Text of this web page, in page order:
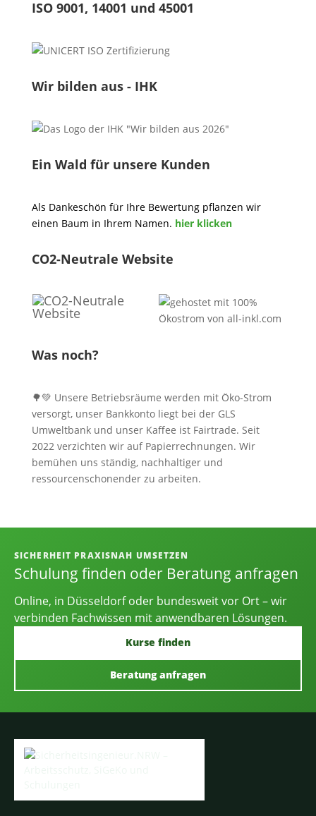
ISO 9001, 14001 und 45001
Wir bilden aus - IHK
Ein Wald für unsere Kunden
Als Dankeschön für Ihre Bewertung pflanzen wir
einen Baum in Ihrem Namen. hier klicken
CO2-Neutrale Website
Was noch?
🌳💚 Unsere Betriebsräume werden mit Öko-Strom
versorgt, unser Bankkonto liegt bei der GLS
Umweltbank und unser Kaffee ist Fairtrade. Seit
2022 verzichten wir auf Papierrechnungen. Wir
bemühen uns ständig, nachhaltiger und
ressourcenschonender zu arbeiten.
Informationen, Kontakt und
SICHERHEIT PRAXISNAH UMSETZEN
Schulung finden oder Beratung anfragen
Online, in Düsseldorf oder bundesweit vor Ort – wir
verbinden Fachwissen mit anwendbaren Lösungen.
Kurse finden
Beratung anfragen